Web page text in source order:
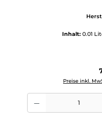
Inhalt: 0.01
Preise inkl.
Produkt Anzahl: Gib den